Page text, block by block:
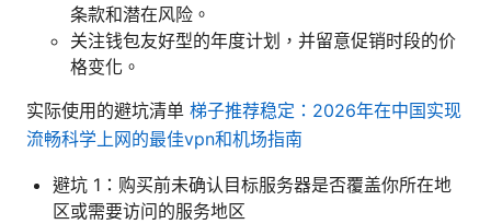
条款和潜在风险。
关注钱包友好型的年度计划，并留意促销时段的价
格变化。
实际使用的避坑清单 梯子推荐稳定：2026年在中国实现
流畅科学上网的最佳vpn和机场指南
避坑 1：购买前未确认目标服务器是否覆盖你所在地
区或需要访问的服务地区